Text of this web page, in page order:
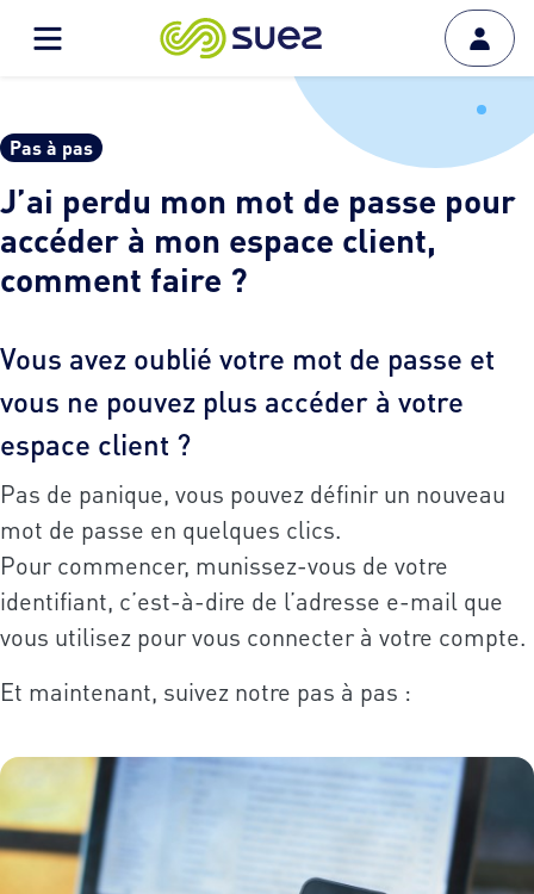
Pas à pas
J’ai perdu mon mot de passe pour
accéder à mon espace client,
comment faire ?
Vous avez oublié votre mot de passe et
vous ne pouvez plus accéder à votre
espace client ?
Pas de panique, vous pouvez définir un nouveau
mot de passe en quelques clics.
Pour commencer, munissez-vous de votre
identifiant, c’est-à-dire de l’adresse e-mail que
vous utilisez pour vous connecter à votre compte.
Et maintenant, suivez notre pas à pas :